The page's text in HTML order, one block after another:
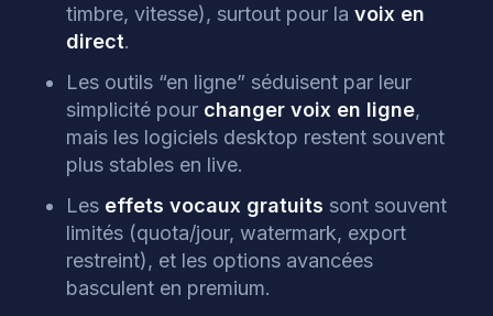
timbre, vitesse), surtout pour lavoix en
direct.
Les outils “en ligne” séduisent par leur
simplicité pour changer voix en ligne,
mais les logiciels desktop restent souvent
plus stables en live.
Les effets vocaux gratuits sont souvent
limités (quota/jour, watermark, export
restreint), et les options avancées
basculent en premium.